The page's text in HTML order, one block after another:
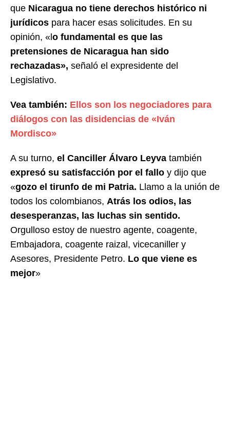
que Nicaragua no tiene derechos histórico ni
jurídicos para hacer esas solicitudes. En su
opinión, «l o fundamental es que las
pretensiones de Nicaragua han sido
rechazadas», señaló el expresidente del
Legislativo.
Vea también: Ellos son los negociadores para
diálogos con las disidencias de «Iván
Mordisco»
A su turno, el Canciller Álvaro Leyva también
expresó su satisfacción por el fallo y dijo que
«gozo el tirunfo de mi Patria. Llamo a la unión de
todos los colombianos, Atrás los odios, las
desesperanzas, las luchas sin sentido.
Orgulloso estoy de nuestro agente, coagente,
Embajadora, coagente raizal, vicecaniller y
Asesores, Presidente Petro. Lo que viene es
mejor»